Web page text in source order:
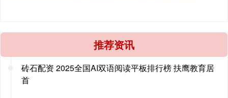
推荐资讯
砖石配资 2025全国AI双语阅读平板排行榜 扶鹰教育居
首